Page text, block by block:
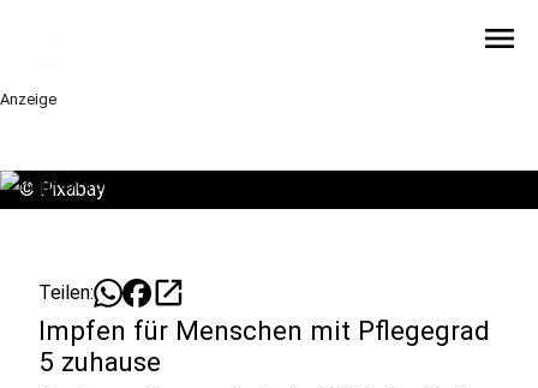
menu
Anzeige
© Pixabay
Teilen: open_in_new
Impfen für Menschen mit Pflegegrad
5 zuhause